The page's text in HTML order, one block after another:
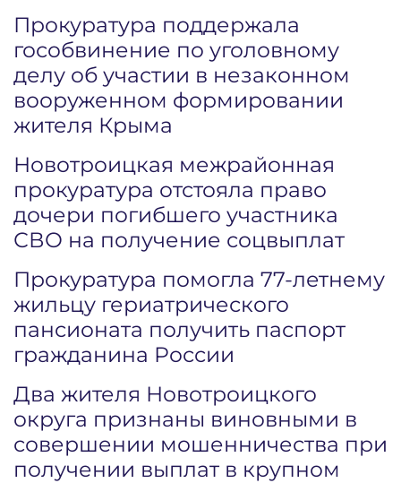
Прокуратура поддержала
гособвинение по уголовному
делу об участии в незаконном
вооруженном формировании
жителя Крыма
Новотроицкая межрайонная
прокуратура отстояла право
дочери погибшего участника
СВО на получение соцвыплат
Прокуратура помогла 77-летнему
жильцу гериатрического
пансионата получить паспорт
гражданина России
Два жителя Новотроицкого
округа признаны виновными в
совершении мошенничества при
получении выплат в крупном